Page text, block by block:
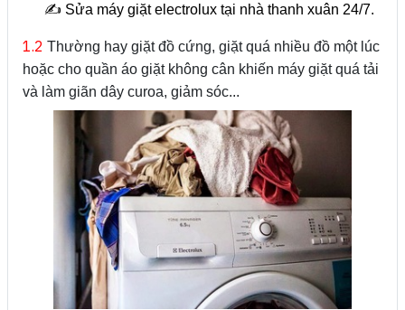
✍️ Sửa máy giặt electrolux tại nhà thanh xuân 24/7.
1.2 Thường hay giặt đồ cứng, giặt quá nhiều đồ một lúc
hoặc cho quần áo giặt không cân khiến máy giặt quá tải
và làm giãn dây curoa, giảm sóc...